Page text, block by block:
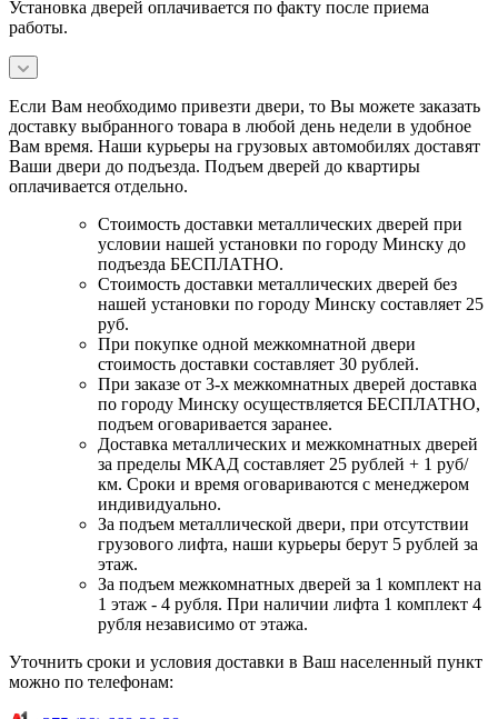
Установка дверей оплачивается по факту после приема
работы.
Если Вам необходимо привезти двери, то Вы можете заказать
доставку выбранного товара в любой день недели в удобное
Вам время. Наши курьеры на грузовых автомобилях доставят
Ваши двери до подъезда. Подъем дверей до квартиры
оплачивается отдельно.
Стоимость доставки металлических дверей при
условии нашей установки по городу Минску до
подъезда БЕСПЛАТНО.
Стоимость доставки металлических дверей без
нашей установки по городу Минску составляет 25
руб.
При покупке одной межкомнатной двери
стоимость доставки составляет 30 рублей.
При заказе от 3-х межкомнатных дверей доставка
по городу Минску осуществляется БЕСПЛАТНО,
подъем оговаривается заранее.
Доставка металлических и межкомнатных дверей
за пределы МКАД составляет 25 рублей + 1 руб/
км. Сроки и время оговариваются с менеджером
индивидуально.
За подъем металлической двери, при отсутствии
грузового лифта, наши курьеры берут 5 рублей за
этаж.
За подъем межкомнатных дверей за 1 комплект на
1 этаж - 4 рубля. При наличии лифта 1 комплект 4
рубля независимо от этажа.
Уточнить сроки и условия доставки в Ваш населенный пункт
можно по телефонам: